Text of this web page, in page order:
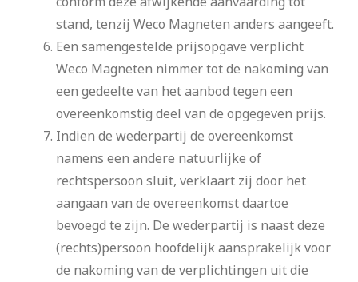
stand, tenzij Weco Magneten anders aangeeft.
Een samengestelde prijsopgave verplicht
Weco Magneten nimmer tot de nakoming van
een gedeelte van het aanbod tegen een
overeenkomstig deel van de opgegeven prijs.
Indien de wederpartij de overeenkomst
namens een andere natuurlijke of
rechtspersoon sluit, verklaart zij door het
aangaan van de overeenkomst daartoe
bevoegd te zijn. De wederpartij is naast deze
(rechts)persoon hoofdelijk aansprakelijk voor
de nakoming van de verplichtingen uit die